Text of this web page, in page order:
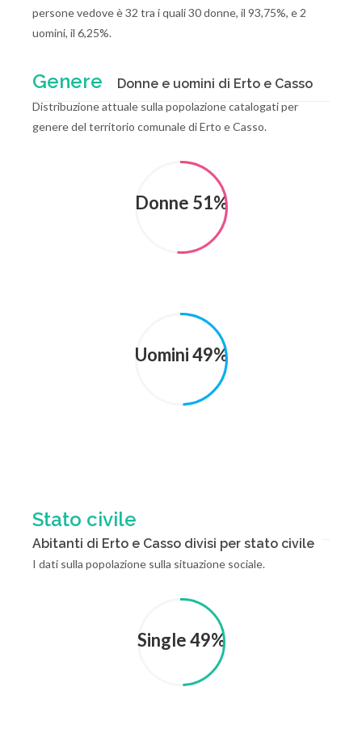
persone vedove è 32 tra i quali 30 donne, il 93,75%, e 2
uomini, il 6,25%.
Genere Donne e uomini di Erto e Casso
Distribuzione attuale sulla popolazione catalogati per
genere del territorio comunale di Erto e Casso.
Donne 51%
Uomini 49%
Stato civile
Abitanti di Erto e Casso divisi per stato civile
I dati sulla popolazione sulla situazione sociale.
Single 49%